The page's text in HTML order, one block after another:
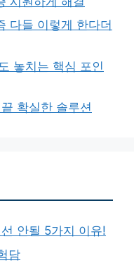
다들 이렇게 한다더
놓치는 핵심 포인
확실한 솔루션
안될 5가지 이유!
담